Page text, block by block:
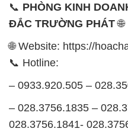
📞 PHÒNG KINH
ĐẮC TRƯỜNG PHÁT🌐
🌐 Website: https://
📞 Hotline:
– 0933.920.505 –
– 028.3756.1835 –
028.3756.1841-